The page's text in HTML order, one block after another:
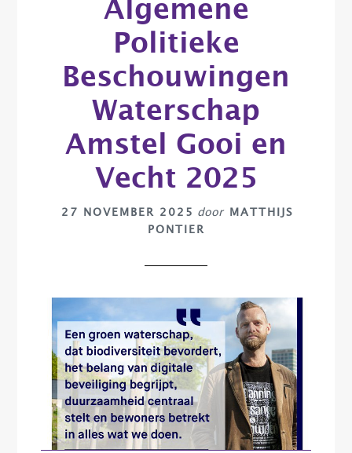
Algemene
Politieke
Beschouwingen
Waterschap
Amstel Gooi en
Vecht 2025
27 NOVEMBER 2025 door MATTHIJS
PONTIER